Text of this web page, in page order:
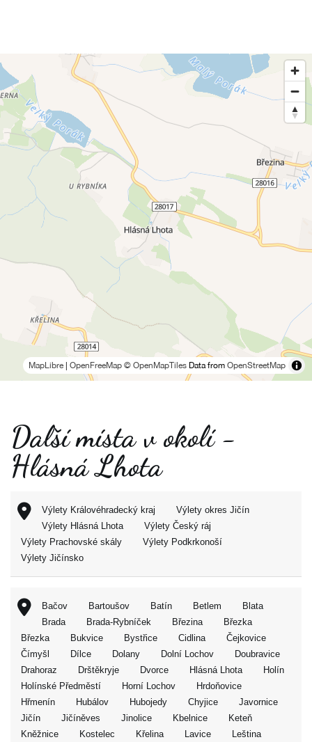
MapLibre OpenFreeMap © OpenMapTiles Data from OpenStreetMap
Další místa v okolí -
Hlásná Lhota
Výlety Královéhradecký kraj
Výlety okres Jičín
Výlety Hlásná Lhota
Výlety Český ráj
Výlety Prachovské skály
Výlety Podkrkonoší
Výlety Jičínsko
Bačov Bartoušov Batín Betlem
Blata
Brada
Brada-Rybníček Březina
Březka
Březka
Bukvice Bystřice Cidlina
Čejkovice
Čímyšl
Dílce Dolany Dolní Lochov
Doubravice
Drahoraz
Drštěkryje Dvorce Hlásná Lhota
Holín
Holínské Předměstí
Horní Lochov
Hrdoňovice
Hřmenín
Hubálov Hubojedy Chyjice
Javornice
Jičín
Jičíněves Jinolice Kbelnice
Keteň
Kněžnice
Kostelec Křelina Lavice
Leština